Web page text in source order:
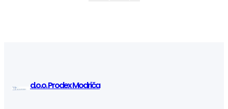
d.o.o. Prodex Modriča